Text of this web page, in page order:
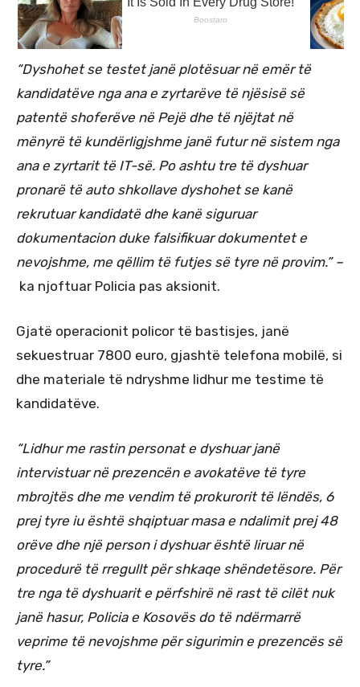
“Dyshohet se testet janë plotësuar në emër të
kandidatëve nga ana e zyrtarëve të njësisë së
patentë shoferëve në Pejë dhe të njëjtat në
mënyrë të kundërligjshme janë futur në sistem nga
ana e zyrtarit të IT-së. Po ashtu tre të dyshuar
pronarë të auto shkollave dyshohet se kanë
rekrutuar kandidatë dhe kanë siguruar
dokumentacion duke falsifikuar dokumentet e
nevojshme, me qëllim të futjes së tyre në provim.” –
ka njoftuar Policia pas aksionit.
Gjatë operacionit policor të bastisjes, janë
sekuestruar 7800 euro, gjashtë telefona mobilë, si
dhe materiale të ndryshme lidhur me testime të
kandidatëve.
“Lidhur me rastin personat e dyshuar janë
intervistuar në prezencën e avokatëve të tyre
mbrojtës dhe me vendim të prokurorit të lëndës, 6
prej tyre iu është shqiptuar masa e ndalimit prej 48
orëve dhe një person i dyshuar është liruar në
procedurë të rregullt për shkaqe shëndetësore. Për
tre nga të dyshuarit e përfshirë në rast të cilët nuk
janë hasur, Policia e Kosovës do të ndërmarrë
veprime të nevojshme për sigurimin e prezencës së
tyre.”